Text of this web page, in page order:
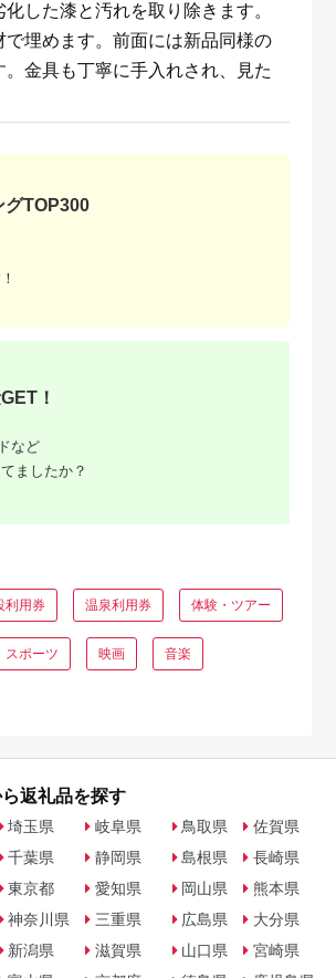
した漆と汚れを取り除きます。
埋めます。前面には新品同様の
金具も丁寧に手入れされ、見た
グTOP300
！
など
ましたか？
利用券 温泉利用券 体験・ツアー
スポーツ 映画 音楽
返礼品を探す
埼玉県
千葉県
東京都
神奈川県
新潟県
岐阜県
静岡県
愛知県
三重県
滋賀県
鳥取県
島根県
岡山県
広島県
山口県
佐賀県
長崎県
熊本県
大分県
宮崎県